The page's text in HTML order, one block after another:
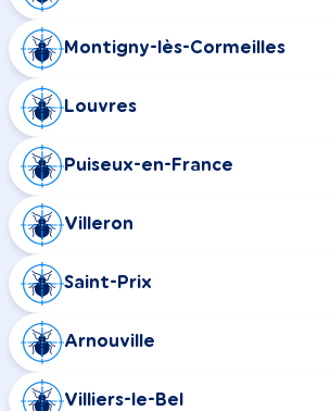
Montigny-lès-Cormeilles
Louvres
Puiseux-en-France
Villeron
Saint-Prix
Arnouville
Villiers-le-Bel